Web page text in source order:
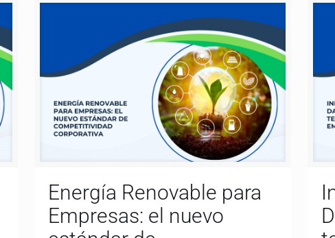
Energía Renovable para
Empresas: el nuevo